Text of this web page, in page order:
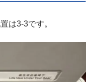
は3-3です。